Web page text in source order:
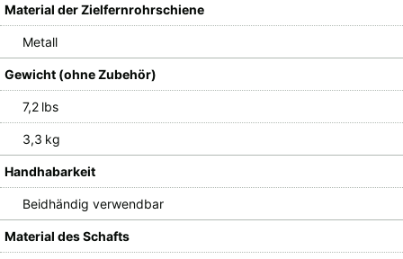
Material der Zielfernrohrschiene
Metall
Gewicht (ohne Zubehör)
7,2 lbs
3,3 kg
Handhabarkeit
Beidhändig verwendbar
Material des Schafts